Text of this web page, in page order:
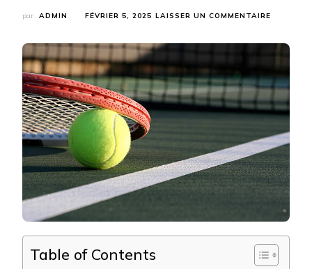
par ADMIN FÉVRIER 5, 2025 LAISSER UN COMMENTAIRE
TRIBUNE
À
UN
COURT
DE
À
NICE
?
Table of Contents